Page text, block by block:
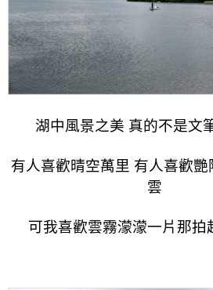
湖中風景之美 真的不是文
有人喜歡晴空萬里 有人喜歡艷
雲
可我喜歡雲霧濛濛一片 那拍